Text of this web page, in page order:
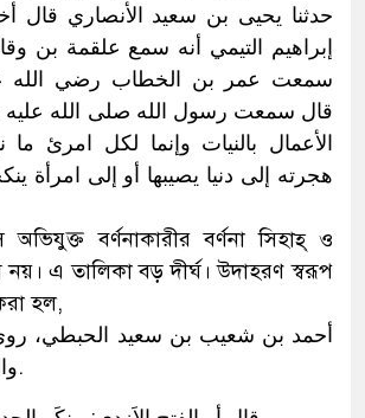
حدثنا يحيى بن سعيد الأنصاري قال
إبراهيم التيمي أنه سمع علقمة بن
سمعت عمر بن الخطاب رضي الله
قال سمعت رسول الله صلى الله عليه
الأعمال بالنيات وإنما لكل امرئ
هجرته إلى دنيا يصيبها أو إلى امرأة
বর্ণনাকারীর বর্ণনা সিহাহ্ ও
এ তালিকা বড় দীর্ঘ। উদাহরণ স্বরূপ
হল,
والنسائي وأبوداود.